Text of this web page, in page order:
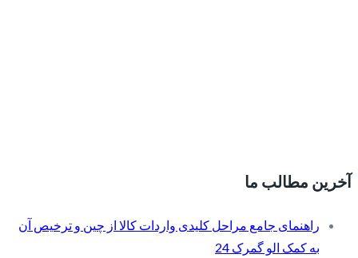
آخرین مطالب ما
راهنمای جامع مراحل کلیدی واردات کالا از چین و ترخیص آن
به کمک الو گمرک 24